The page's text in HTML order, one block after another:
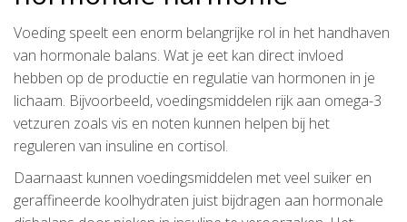
Voeding speelt een enorm belangrijke rol in het handhaven
van hormonale balans. Wat je eet kan direct invloed
hebben op de productie en regulatie van hormonen in je
lichaam. Bijvoorbeeld, voedingsmiddelen rijk aan omega-3
vetzuren zoals vis en noten kunnen helpen bij het
reguleren van insuline en cortisol.
Daarnaast kunnen voedingsmiddelen met veel suiker en
geraffineerde koolhydraten juist bijdragen aan hormonale